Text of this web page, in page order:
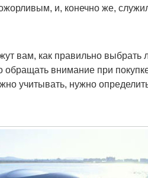
и, конечно же,
вам, как правильно выбрать
обращать внимание при
учитывать, нужно